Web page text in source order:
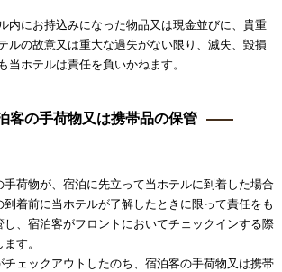
内にお持込みになった物品又は現金並びに、貴重
ルの故意又は重大な過失がない限り、滅失、毀損
当ホテルは責任を負いかねます。
客の手荷物又は携帯品の保管
手荷物が、宿泊に先立って当ホテルに到着した場合
到着前に当ホテルが了解したときに限って責任をも
し、宿泊客がフロントにおいてチェックインする際
す。
チェックアウトしたのち、宿泊客の手荷物又は携帯